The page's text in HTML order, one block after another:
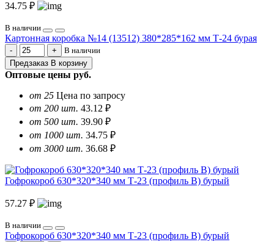
34.75 ₽
В наличии
Картонная коробка №14 (13512) 380*285*162 мм Т-24 бурая
В наличии
Предзаказ В корзину
Оптовые цены руб.
от 25 Цена по запросу
от 200 шт. 43.12 ₽
от 500 шт. 39.90 ₽
от 1000 шт. 34.75 ₽
от 3000 шт. 36.68 ₽
Гофрокороб 630*320*340 мм Т-23 (профиль B) бурый
57.27 ₽
В наличии
Гофрокороб 630*320*340 мм Т-23 (профиль B) бурый